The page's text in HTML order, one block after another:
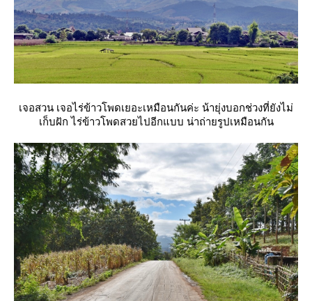
เจอสวน เจอไร่ข้าวโพดเยอะเหมือนกันค่ะ น้ายุ่งบอกช่วงที่ยังไม่
เก็บฝัก ไร่ข้าวโพดสวยไปอีกแบบ น่าถ่ายรูปเหมือนกัน